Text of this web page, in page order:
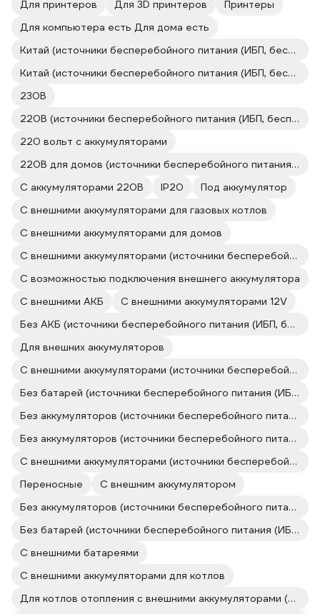
Для принтеров Для 3D принтеров
Принтеры
Для компьютера есть Для дома есть
Китай (источники бесперебойного питания (ИБП, бесперебойники))
Китай (источники бесперебойного питания (ИБП, бесперебойники))
230В
220В (источники бесперебойного питания (ИБП, бесперебойники))
220 вольт с аккумуляторами
220В для домов (источники бесперебойного питания (ИБП, бесперебойники))
С аккумуляторами 220В
IP20
Под аккумулятор
С внешними аккумуляторами для газовых котлов
С внешними аккумуляторами для домов
С внешними аккумуляторами (источники бесперебойного питания (ИБП, бесперебойники))
С возможностью подключения внешнего аккумулятора
С внешними АКБ
С внешними аккумуляторами 12V
Без АКБ (источники бесперебойного питания (ИБП, бесперебойники))
Для внешних аккумуляторов
С внешними аккумуляторами (источники бесперебойного питания (ИБП, бесперебойники))
Без батарей (источники бесперебойного питания (ИБП, бесперебойники))
Без аккумуляторов (источники бесперебойного питания (ИБП, бесперебойники))
Без аккумуляторов (источники бесперебойного питания (ИБП, бесперебойники))
С внешними аккумуляторами (источники бесперебойного питания (ИБП, бесперебойники))
Переносные
C внешним аккумулятором
Без аккумуляторов (источники бесперебойного питания (ИБП, бесперебойники))
Без батарей (источники бесперебойного питания (ИБП, бесперебойники))
С внешними батареями
С внешними аккумуляторами для котлов
Для котлов отопления с внешними аккумуляторами (источники бесперебойного питания (ИБП, бесперебойники))